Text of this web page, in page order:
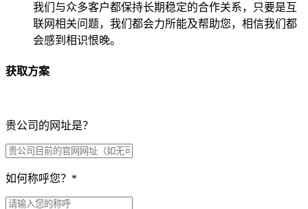
我们与众多客户都保持长期稳定的合作关系，只要是互
联网相关问题，我们都会力所能及帮助您，相信我们都
会感到相识恨晚。
获取方案
贵公司的网址是？
如何称呼您？ *